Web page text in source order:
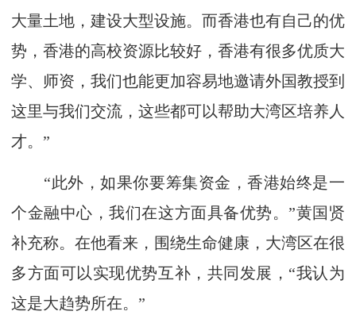
大量土地，建设大型设施。而香港也有自己的优
势，香港的高校资源比较好，香港有很多优质大
学、师资，我们也能更加容易地邀请外国教授到
这里与我们交流，这些都可以帮助大湾区培养人
才。”
“此外，如果你要筹集资金，香港始终是一
个金融中心，我们在这方面具备优势。”黄国贤
补充称。在他看来，围绕生命健康，大湾区在很
多方面可以实现优势互补，共同发展，“我认为
这是大趋势所在。”